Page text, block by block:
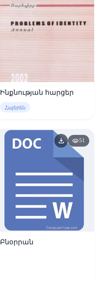
Ինքնության հարցեր
Հայերեն
download visibility51
Բնօրրան